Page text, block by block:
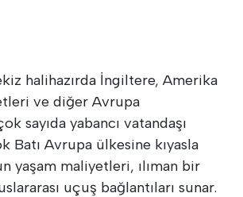
halihazırda İngiltere, Amerika
ve diğer Avrupa
sayıda yabancı vatandaşı
Batı Avrupa ülkesine kıyasla
yaşam maliyetleri, ılıman bir
uçuş bağlantıları sunar.